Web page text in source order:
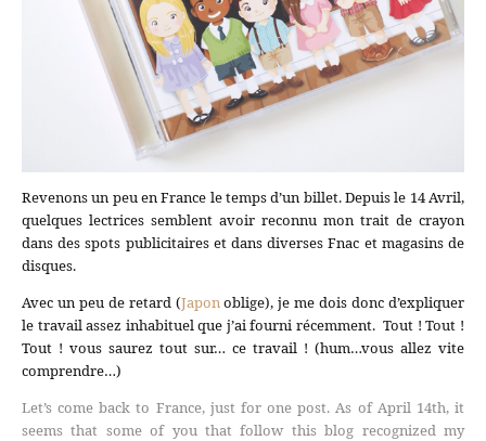
Revenons un peu en France le temps d’un billet. Depuis le 14 Avril,
quelques lectrices semblent avoir reconnu mon trait de crayon
dans des spots publicitaires et dans diverses Fnac et magasins de
disques.
Avec un peu de retard (Japonoblige), je me dois donc d’expliquer
le travail assez inhabituel que j’ai fourni récemment. Tout ! Tout !
Tout ! vous saurez tout sur… ce travail ! (hum…vous allez vite
comprendre…)
Let’s come back to France, just for one post. As of April 14th, it
seems that some of you that follow this blog recognized my